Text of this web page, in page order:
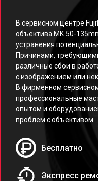
В сервисном центре
объектива MK 50-
устранения
Причинами,
различные сбои в
с изображением или
В фирменном
профессиональные
опытом и
проблем с объективом.
Бесплатно
Экспресс